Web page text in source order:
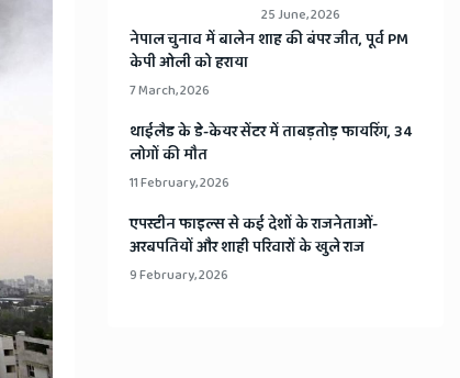
25 June, 2026
​नेपाल चुनाव में बालेन शाह की बंपर जीत, पूर्व PM
केपी ओली को हराया
7 March, 2026
​थाईलैड के डे-केयर सेंटर में ताबड़तोड़ फायरिंग, 34
लोगों की मौत
11 February, 2026
​एपस्टीन फाइल्स से कई देशों के राजनेताओं-
अरबपतियों और शाही परिवारों के खुले राज
9 February, 2026